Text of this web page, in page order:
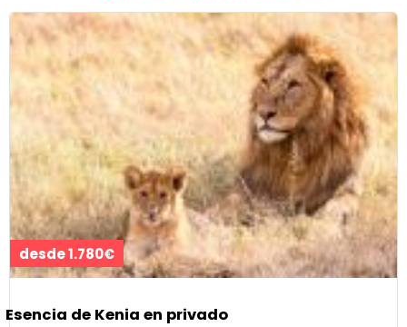
desde 1.780€
Esencia de Kenia en privado